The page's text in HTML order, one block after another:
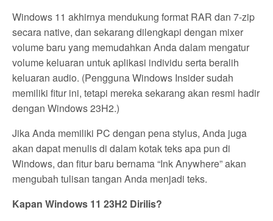
Windows 11 akhirnya mendukung format RAR dan 7-zip
secara native, dan sekarang dilengkapi dengan mixer
volume baru yang memudahkan Anda dalam mengatur
volume keluaran untuk aplikasi individu serta beralih
keluaran audio. (Pengguna Windows Insider sudah
memiliki fitur ini, tetapi mereka sekarang akan resmi hadir
dengan Windows 23H2.)
Jika Anda memiliki PC dengan pena stylus, Anda juga
akan dapat menulis di dalam kotak teks apa pun di
Windows, dan fitur baru bernama “Ink Anywhere” akan
mengubah tulisan tangan Anda menjadi teks.
Kapan Windows 11 23H2 Dirilis?